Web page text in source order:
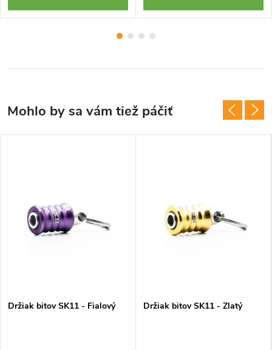
Držiak bitov SK11 - Fialový Držiak bitov SK11 - Zlatý